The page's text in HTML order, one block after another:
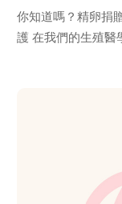
你知道嗎？精卵捐
護 在我們的生殖醫